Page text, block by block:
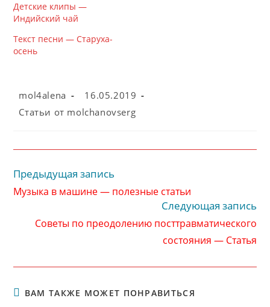
Детские клипы —
Индийский чай
Текст песни — Старуха-
осень
Автор
mol4alena
Запись
16.05.2019
Рубрика
Cтатьи от molchanovserg
Читать
статьи
Предыдущая запись
Музыка в машине — полезные статьи
Следующая запись
Советы по преодолению посттравматического
состояния — Статья
ВАМ ТАКЖЕ МОЖЕТ ПОНРАВИТЬСЯ